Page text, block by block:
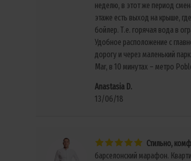
неделю, в этот же период
этаже есть выход на крыше,
бойлер. Т.е. горячая вода в
Удобное расположение с
дорогу и через маленький
Mar, в 10 минутах – метро
Anastasia D.
13/06/18
Стильно,
барселонский марафон.